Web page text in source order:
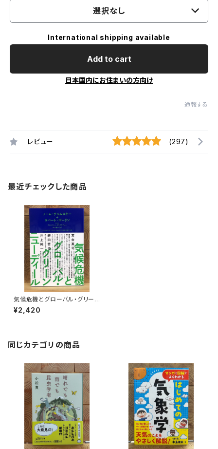
選択なし
International shipping available
Add to cart
日本国内にお住まいの方向け
通報する
レビュー (297)
最近チェックした商品
気候危機とグローバル・グリーン
ニューディール
¥2,420
同じカテゴリの商品